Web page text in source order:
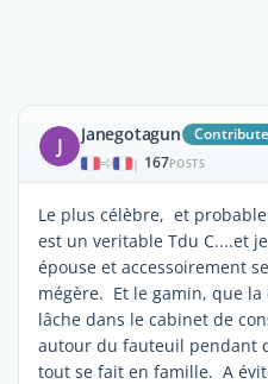
J Janegotagun
| 167POSTS
Le plus célèbre, et
est un veritable Tdu C....et
épouse et accessoirement
mégère. Et le gamin, que
lâche dans le cabinet de
autour du fauteuil pendant
tout se fait en famille. A